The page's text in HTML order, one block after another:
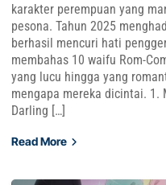
karakter perempuan yang
pesona. Tahun 2025
berhasil mencuri hati
membahas 10 waifu Rom-
yang lucu hingga yang
mengapa mereka dicintai. 1.
Darling […]
Read More